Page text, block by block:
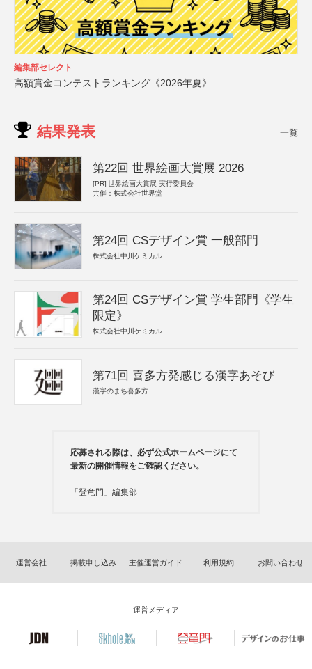
編集部セレクト
高額賞金コンテストランキング《2026年夏》
結果発表 一覧
第22回 世界絵画大賞展 2026
[PR] 世界絵画大賞展 実行委員会
共催：株式会社世界堂
第24回 CSデザイン賞 一般部門
株式会社中川ケミカル
第24回 CSデザイン賞 学生部門《学生
限定》
株式会社中川ケミカル
第71回 喜多方発感じる漢字あそび
漢字のまち喜多方
応募される際は、必ず公式ホームページにて
最新の開催情報をご確認ください。
「登竜門」編集部
運営会社 掲載申し込み 主催運営ガイド 利用規約 お問い合わせ
運営メディア